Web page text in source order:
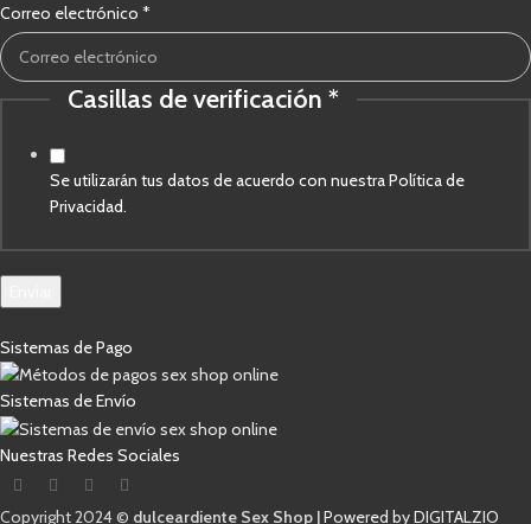
Correo electrónico *
de
Correo
Casillas de verificación *
Se utilizarán tus datos de acuerdo con nuestra Política de
Privacidad.
Sistemas de Pago
Sistemas de Envío
Nuestras Redes Sociales
Copyright 2024 © dulceardiente Sex Shop |Powered by DIGITALZIO